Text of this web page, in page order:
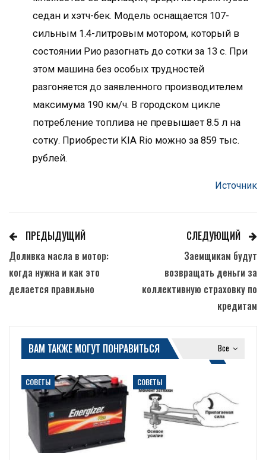
седан и хэтч-бек. Модель оснащается 107-
сильным 1.4-литровым мотором, который в
состоянии Рио разогнать до сотки за 13 с. При
этом машина без особых трудностей
разгоняется до заявленного производителем
максимума 190 км/ч. В городском цикле
потребление топлива не превышает 8.5 л на
сотку. Приобрести KIA Rio можно за 859 тыс.
рублей.
Источник
ПРЕДЫДУЩИЙ
Доливка масла в мотор:
когда нужна и как это
делается правильно
СЛЕДУЮЩИЙ
Заемщикам будут
возвращать деньги за
коллективную страховку по
кредитам
Все
ВАМ ТАКЖЕ МОГУТ ПОНРАВИТЬСЯ
СОВЕТЫ СОВЕТЫ